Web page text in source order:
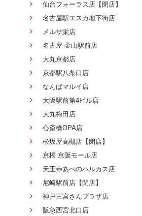
仙台フォーラス店【閉店】
名古屋駅エスカ地下街店
メルサ栄店
名古屋 金山駅前店
大丸京都店
京都駅八条口店
なんばマルイ店
大阪駅前第4ビル店
大丸梅田店
心斎橋OPA店
松坂屋高槻店【閉店】
京橋 京阪モール店
天王寺あべのハルカス店
尼崎駅前店【閉店】
神戸三宮さんプラザ店
阪急西宮北口店